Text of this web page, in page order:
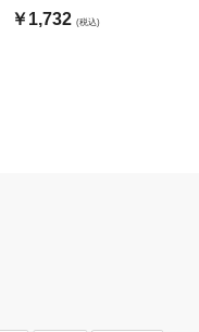
｜白
￥1,732 (税込)